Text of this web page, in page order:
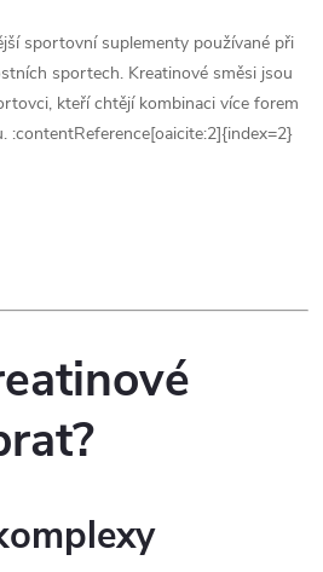
sportovní suplementy používané při
sportech. Kreatinové směsi jsou
kteří chtějí kombinaci více forem
:contentReference[oaicite:2]{index=2}